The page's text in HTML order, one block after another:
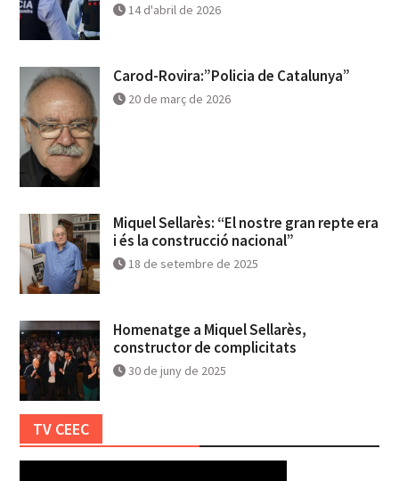
14 d'abril de 2026
Carod-Rovira:”Policia de Catalunya”
20 de març de 2026
Miquel Sellarès: “El nostre gran repte era
i és la construcció nacional”
18 de setembre de 2025
Homenatge a Miquel Sellarès,
constructor de complicitats
30 de juny de 2025
TV CEEC